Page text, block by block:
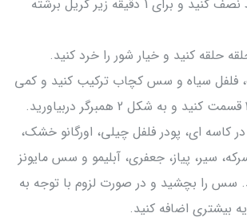
4- نان ها را از وسط نصف کنید و برای 1 دقیقه زیر گریل برشته
فلفل سیاه و سس کچاب ترکیب کنید و کمی
کاسه ای، پودر فلفل چیلی، اورگانو خشک،
سیر، پیاز، جعفری، آبلیمو و سس مایونز
سس را بچشید و در صورت لزوم با توجه به
بیشتری اضافه کنید.